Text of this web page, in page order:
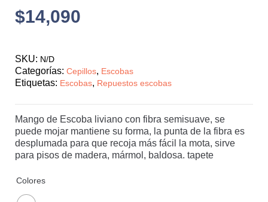
$14,090
SKU: N/D
Categorías: Cepillos, Escobas
Etiquetas: Escobas, Repuestos escobas
Mango de Escoba liviano con fibra semisuave, se
puede mojar mantiene su forma, la punta de la fibra es
desplumada para que recoja más fácil la mota, sirve
para pisos de madera, mármol, baldosa. tapete
Colores